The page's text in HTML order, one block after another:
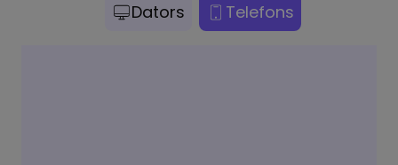
Dators Telefons